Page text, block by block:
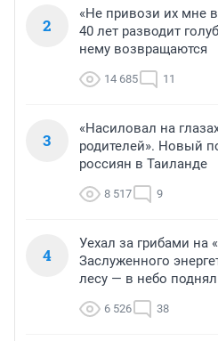
2
«Не привози их мне
40 лет разводит
нему возвращаются
14 685 11
3
«Насиловал на
родителей». Новый
россиян в Таиланде
8 517 9
4
Уехал за грибами на
Заслуженного
лесу — в небо
6 526 38